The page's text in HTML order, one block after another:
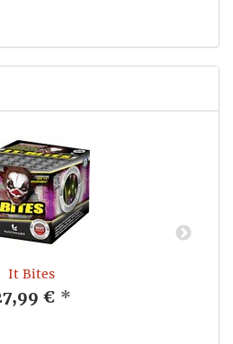
It Bites
€ *